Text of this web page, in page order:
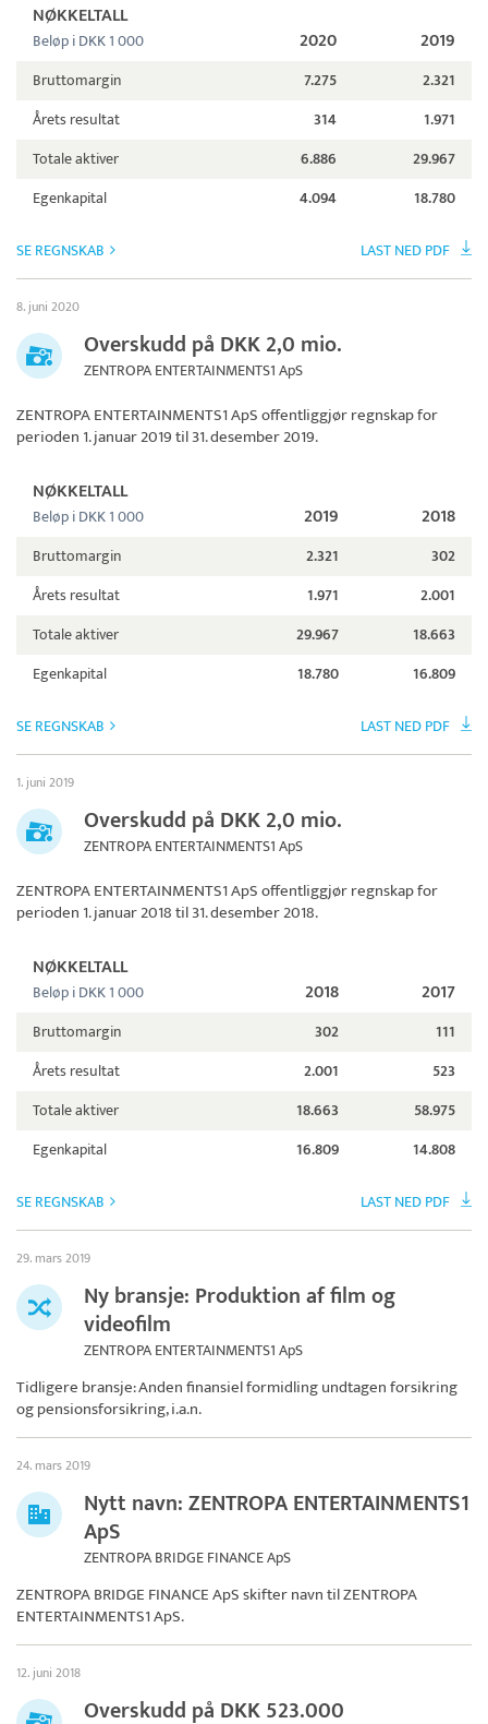
NØKKELTALL
Beløp i DKK 1 000 2020 2019
Bruttomargin 7.275
2.321
Årets resultat
314
1.971
Totale aktiver
6.886
29.967
Egenkapital
4.094 18.780
SE REGNSKAB LAST NED PDF
8. juni 2020
Overskudd på DKK 2,0 mio.
ZENTROPA ENTERTAINMENTS1 ApS
ZENTROPA ENTERTAINMENTS1 ApSoffentliggjør regnskap for
perioden 1. januar 2019 til 31. desember 2019.
NØKKELTALL
Beløp i DKK 1 000 2019 2018
Bruttomargin 2.321
302
Årets resultat
1.971
2.001
Totale aktiver
29.967
18.663
Egenkapital
18.780 16.809
SE REGNSKAB LAST NED PDF
1. juni 2019
Overskudd på DKK 2,0 mio.
ZENTROPA ENTERTAINMENTS1 ApS
ZENTROPA ENTERTAINMENTS1 ApSoffentliggjør regnskap for
perioden 1. januar 2018 til 31. desember 2018.
NØKKELTALL
Beløp i DKK 1 000 2018 2017
Bruttomargin 302
111
Årets resultat
2.001
523
Totale aktiver
18.663
58.975
Egenkapital
16.809 14.808
SE REGNSKAB LAST NED PDF
29. mars 2019
Ny bransje: Produktion af film og
videofilm
ZENTROPA ENTERTAINMENTS1 ApS
Tidligere bransje: Anden finansiel formidling undtagen forsikring
og pensionsforsikring, i.a.n.
24. mars 2019
Nytt navn: ZENTROPA ENTERTAINMENTS1
ApS
ZENTROPA BRIDGE FINANCE ApS
ZENTROPA BRIDGE FINANCE ApS skifter navn tilZENTROPA
ENTERTAINMENTS1 ApS.
12. juni 2018
Overskudd på DKK 523.000